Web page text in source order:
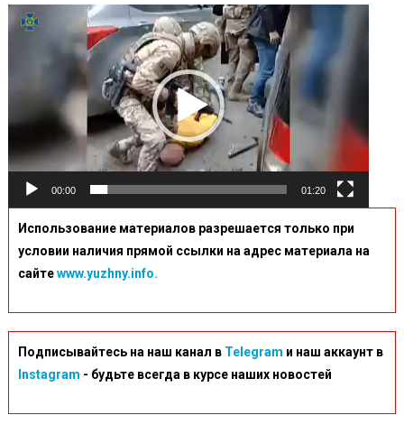
Відеопрогравач
00:00 01:20
Использование материалов разрешается только при
условии наличия прямой ссылки на адрес материала на
сайтеwww.yuzhny.info.
Подписывайтесь на наш канал в Telegram и наш аккаунт в
Instagram - будьте всегда в курсе наших новостей